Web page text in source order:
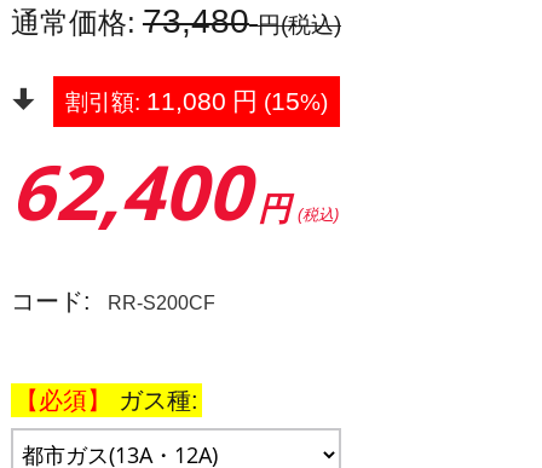
通常価格: 73,480 円(税込)
割引額: 11,080 円 (15%)
62,400 円 (税込)
コード: RR-S200CF
ガス種: